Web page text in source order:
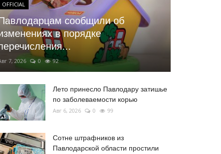
OFFICIAL
сообщили об
в порядке
7, 2026 0 92
Лето принесло Павлодару затишье
по заболеваемости корью
Авг 6, 2026 0 99
Сотне штрафников из
Павлодарской области простили